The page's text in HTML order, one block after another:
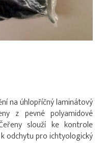
na úhlopříčný laminátový
z pevné polyamidové
slouží ke kontrole
odchytu pro ichtyologický